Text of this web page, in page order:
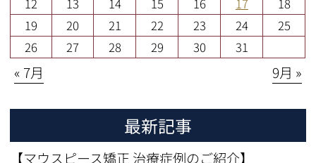
19
20 21 22 23 24
25
26
27 28 29 30 31
« 7月 9月 »
最新記事
【マウスピース矯正 治療症例のご紹介】